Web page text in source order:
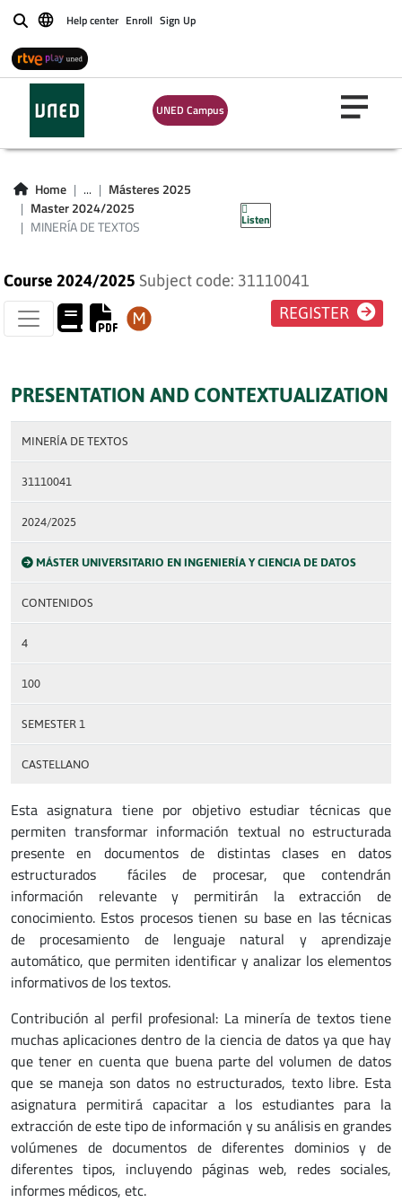
BuscarHelp center Enroll Sign Up
UNED Campus
Home ...
Másteres 2025
Master 2024/2025
MINERÍA DE TEXTOS
Listen
MINERÍA DE TEXTOS
Course 2024/2025 Subject code: 31110041
REGISTER
PRESENTATION AND CONTEXTUALIZATION
MINERÍA DE TEXTOS
31110041
2024/2025
MÁSTER UNIVERSITARIO EN INGENIERÍA Y CIENCIA DE DATOS
CONTENIDOS
4
100
SEMESTER 1
CASTELLANO
Esta asignatura tiene por objetivo estudiar técnicas que
permiten transformar información textual no estructurada
presente en documentos de distintas clases en datos
estructurados fáciles de procesar, que contendrán
información relevante y permitirán la extracción de
conocimiento. Estos procesos tienen su base en las técnicas
de procesamiento de lenguaje natural y aprendizaje
automático, que permiten identificar y analizar los elementos
informativos de los textos.
Contribución al perfil profesional: La minería de textos tiene
muchas aplicaciones dentro de la ciencia de datos ya que hay
que tener en cuenta que buena parte del volumen de datos
que se maneja son datos no estructurados, texto libre. Esta
asignatura permitirá capacitar a los estudiantes para la
extracción de este tipo de información y su análisis en grandes
volúmenes de documentos de diferentes dominios y de
diferentes tipos, incluyendo páginas web, redes sociales,
informes médicos, etc.